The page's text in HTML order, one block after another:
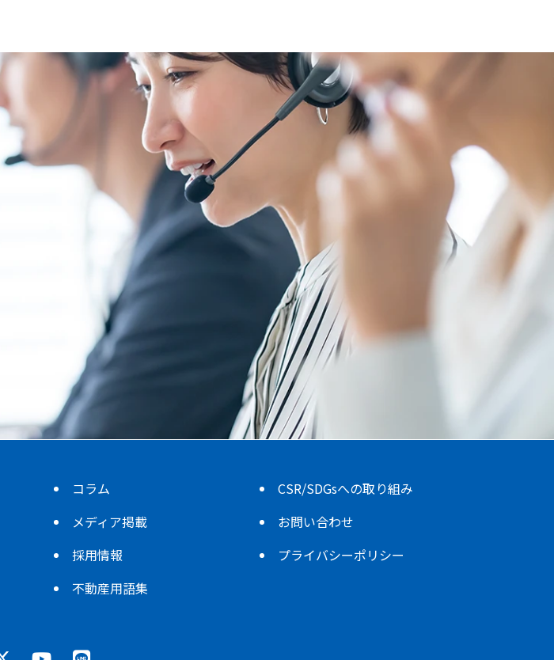
コラム
メディア掲載
採用情報
不動産用語集
CSR/SDGsへの取り組み
お問い合わせ
プライバシーポリシー